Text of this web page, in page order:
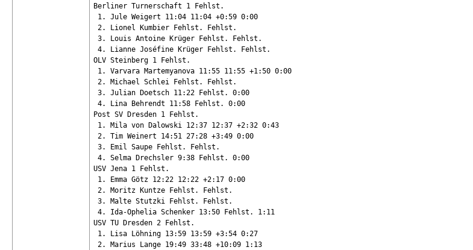
Berliner Turnerschaft 1 Fehlst.
1. Jule Weigert 11:04 11:04 +0:59 0:00
2. Lionel Kumbier Fehlst. Fehlst.
3. Louis Antoine Krüger Fehlst. Fehlst.
4. Lianne Joséfine Krüger Fehlst. Fehlst.
OLV Steinberg 1 Fehlst.
1. Varvara Martemyanova 11:55 11:55 +1:50 0:00
2. Michael Schlei Fehlst. Fehlst.
3. Julian Doetsch 11:22 Fehlst. 0:00
4. Lina Behrendt 11:58 Fehlst. 0:00
Post SV Dresden 1 Fehlst.
1. Mila von Dalowski 12:37 12:37 +2:32 0:43
2. Tim Weinert 14:51 27:28 +3:49 0:00
3. Emil Saupe Fehlst. Fehlst.
4. Selma Drechsler 9:38 Fehlst. 0:00
USV Jena 1 Fehlst.
1. Emma Götz 12:22 12:22 +2:17 0:00
2. Moritz Kuntze Fehlst. Fehlst.
3. Malte Stutzki Fehlst. Fehlst.
4. Ida-Ophelia Schenker 13:50 Fehlst. 1:11
USV TU Dresden 2 Fehlst.
1. Lisa Löhning 13:59 13:59 +3:54 0:27
2. Marius Lange 19:49 33:48 +10:09 1:13